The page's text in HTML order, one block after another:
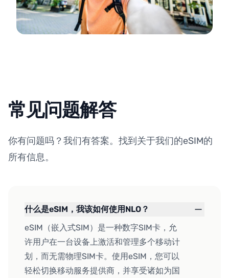
常见问题解答
你有问题吗？我们有答案。找到关于我们的eSIM的
所有信息。
什么是eSIM，我该如何使用NLO？
eSIM（嵌入式SIM）是一种数字SIM卡，允
许用户在一台设备上激活和管理多个移动计
划，而无需物理SIM卡。使用eSIM，您可以
轻松切换移动服务提供商，并享受诸如为国